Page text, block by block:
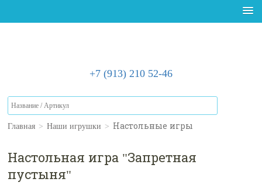
+7 (913) 210 52-46
Главная > Наши игрушки > Настольные игры
Настольная игра "Запретная
пустыня"